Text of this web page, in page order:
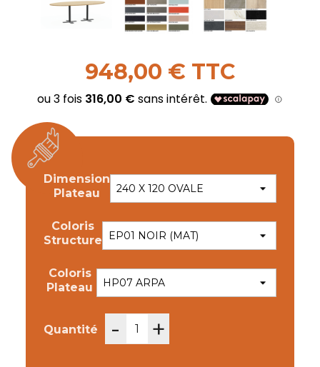
948,00 € TTC
Dimension
Plateau
Coloris
Structure
Coloris
Plateau
Quantité - +